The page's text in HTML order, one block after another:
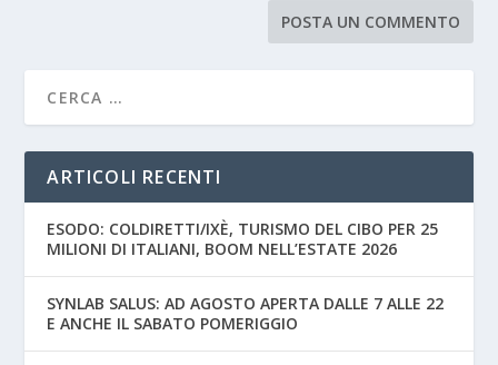
ARTICOLI RECENTI
ESODO: COLDIRETTI/IXÈ, TURISMO DEL CIBO PER 25
MILIONI DI ITALIANI, BOOM NELL’ESTATE 2026
SYNLAB SALUS: AD AGOSTO APERTA DALLE 7 ALLE 22
E ANCHE IL SABATO POMERIGGIO